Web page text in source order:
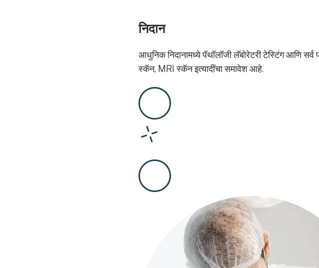
निदान
आधुनिक निदानामध्ये पॅथॉलॉजी लॅबोरेटरी टेस्टिंग आणि
स्कॅन, MRI स्कॅन इत्यादींचा समावेश आहे.